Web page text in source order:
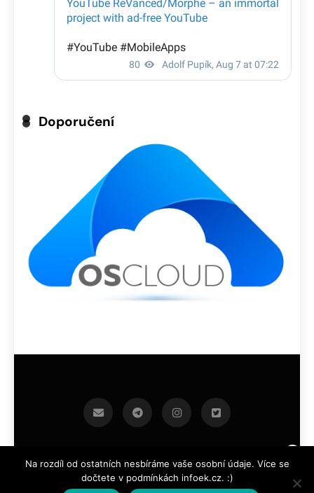
Doporučení
infoek.cz 2026.Developed By BlazeThemes .
Na rozdíl od ostatních nesbíráme vaše osobní údaje. Více se
dočtete v podmínkách infoek.cz. :)